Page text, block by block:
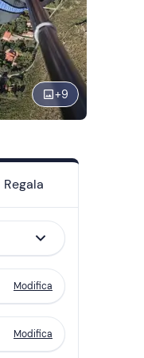
+9
Regala
Modifica
Modifica